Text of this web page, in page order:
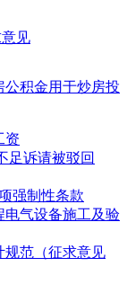
见
积金用于炒房投
资
足诉请被驳回
强制性条款
电气设备施工及验
规范（征求意见